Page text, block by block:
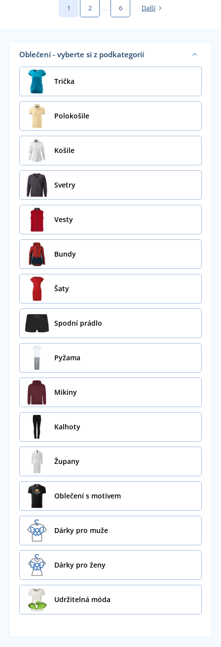
1 2 … 6 Další
Oblečení - vyberte si z podkategorií
Trička
Polokošile
Košile
Svetry
Vesty
Bundy
Šaty
Spodní prádlo
Pyžama
Mikiny
Kalhoty
Župany
Oblečení s motivem
Dárky pro muže
Dárky pro ženy
Udržitelná móda